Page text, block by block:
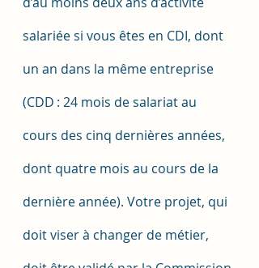
salariée si vous êtes en CDI, dont
un an dans la même entreprise
(CDD : 24 mois de salariat au
cours des cinq dernières années,
dont quatre mois au cours de la
dernière année). Votre projet, qui
doit viser à changer de métier,